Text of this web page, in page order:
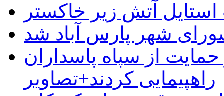
آتش زیر خاکستر
شهر پارس آباد شد
از سپاه پاسداران
راهپیمایی کردند+تصاویر